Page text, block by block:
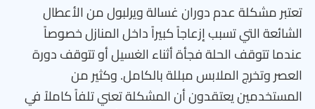
تعتبر مشكلة عدم دوران غسالة ويرلبول من الأعطال
الشائعة التي تسبب إزعاجاً كبيراً داخل المنازل خصوصاً
عندما تتوقف الحلة فجأة أثناء الغسيل أو تتوقف دورة
العصر وتخرج الملابس مبللة بالكامل. وكثير من
المستخدمين يعتقدون أن المشكلة تعني تلفاً كاملاً في